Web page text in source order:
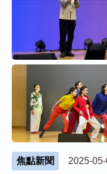
焦點新聞 2025-